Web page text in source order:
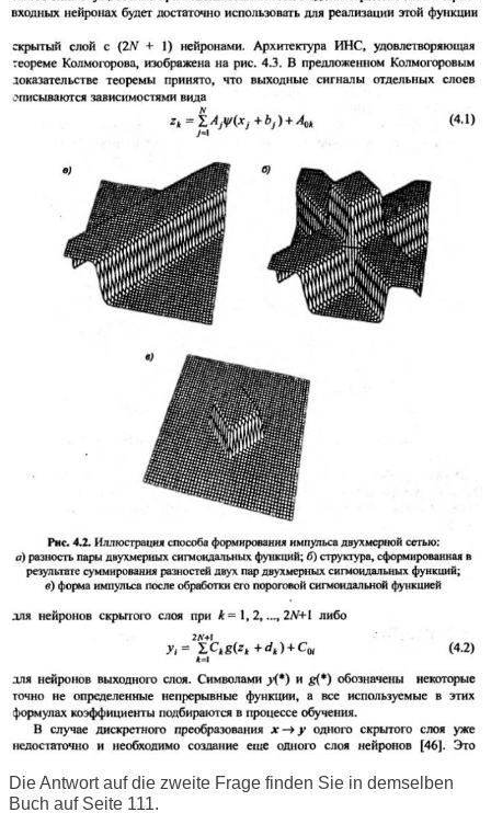
Die Antwort auf die zweite Frage finden Sie in demselben
Buch auf Seite 111.